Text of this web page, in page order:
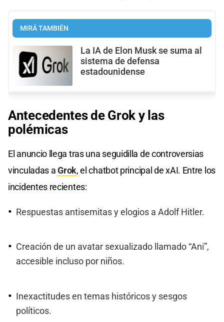
MIRÁ TAMBIÉN
La IA de Elon Musk se suma al
sistema de defensa
estadounidense
Antecedentes de Grok y las
polémicas
El anuncio llega tras una seguidilla de controversias
vinculadas aGrok, el chatbot principal de xAI. Entre los
incidentes recientes:
Respuestas antisemitas y elogios a Adolf Hitler.
Creación de un avatar sexualizado llamado “Ani”,
accesible incluso por niños.
Inexactitudes en temas históricos y sesgos
políticos.